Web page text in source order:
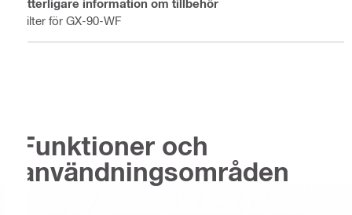
Ytterligare information om tillbehör
Filter för GX-90-WF
Funktioner och
användningsområden